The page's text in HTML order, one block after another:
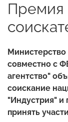
Премия
совместно с
агентство"
соискание
"Индустрия" и
принять